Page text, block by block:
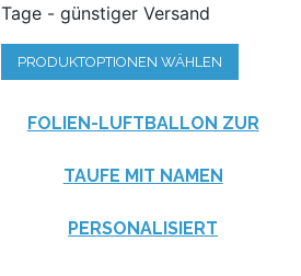
Tage - günstiger Versand
PRODUKTOPTIONEN WÄHLEN
FOLIEN-LUFTBALLON ZUR
TAUFE MIT NAMEN
PERSONALISIERT